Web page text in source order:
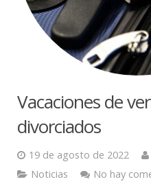
Vacaciones de
divorciados
19 de agosto de 2022
Noticias
No hay